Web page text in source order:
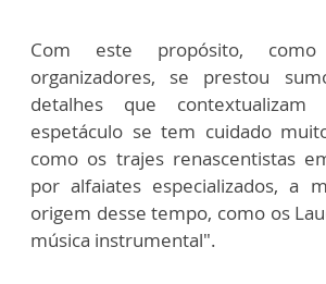
Com este propósito,
organizadores, se prestou
detalhes que
espetáculo se tem cuidado
como os trajes renascentistas
por alfaiates especializados, a
origem desse tempo, como os
música instrumental".